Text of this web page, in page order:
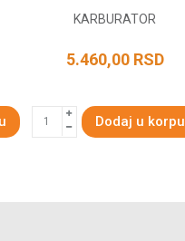
KARBURATOR
5.460,00 RSD
Dodaj u korpu